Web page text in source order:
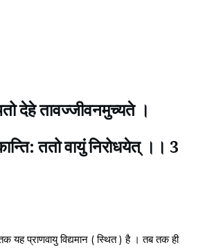
देहे तावज्जीवनमुच्यते ।
ततो वायुं निरोधयेत् ।। 3
यह प्राणवायु विद्यमान ( स्थित ) है । तब तक ही